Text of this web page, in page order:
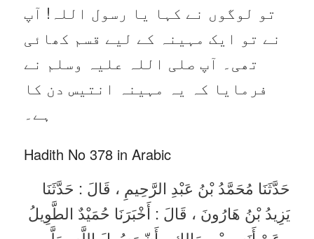
تو لوگوں نے کہا یا رسول اللہ! آپ
نے تو ایک مہینہ کے لیے قسم کھائی
تھی۔ آپ صلی اللہ علیہ وسلم نے
فرمایا کہ یہ مہینہ انتیس دن کا
ہے۔
Hadith No 378 in Arabic
حَدَّثَنَا مُحَمَّدُ بْنُ عَبْدِ الرَّحِيمِ ، قَالَ : حَدَّثَنَا
يَزِيدُ بْنُ هَارُونَ ، قَالَ : أَخْبَرَنَا حُمَيْدٌ الطَّوِيلُ